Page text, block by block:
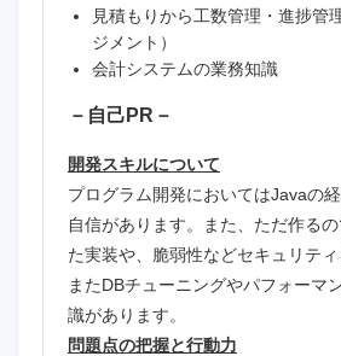
見積もりから工数管理・進捗管
ジメント）
会計システムの業務知識
－自己PR－
開発スキルについて
プログラム開発においてはJavaの
自信があります。また、ただ作る
た実装や、脆弱性などセキュリテ
またDBチューニングやパフォーマ
識があります。
問題点の把握と行動力